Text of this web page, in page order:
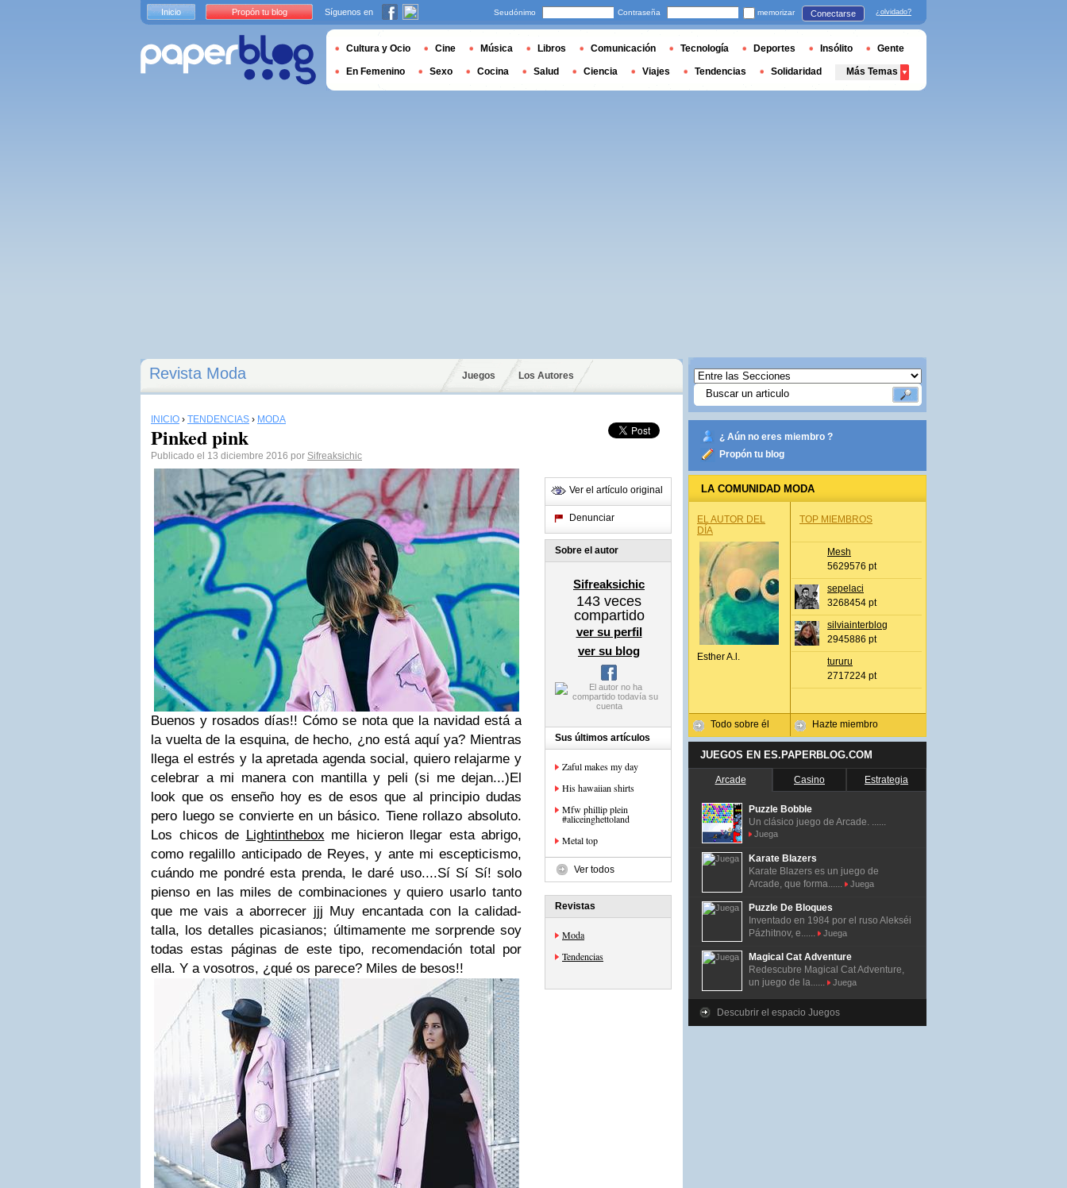
Revista Moda Juegos Los Autores
INICIO › TENDENCIAS › MODA
Pinked pink
Publicado el 13 diciembre 2016 por Sifreaksichic
Buenos y rosados días!! Cómo se nota que la navidad está a
la vuelta de la esquina, de hecho, ¿no está aquí ya? Mientras
llega el estrés y la apretada agenda social, quiero relajarme y
celebrar a mi manera con mantilla y peli (si me dejan...)El
look que os enseño hoy es de esos que al principio dudas
pero luego se convierte en un básico. Tiene rollazo absoluto.
Los chicos de Lightinthebox me hicieron llegar esta abrigo,
como regalillo anticipado de Reyes, y ante mi escepticismo,
cuándo me pondré esta prenda, le daré uso....Sí Sí Sí! solo
pienso en las miles de combinaciones y quiero usarlo tanto
que me vais a aborrecer jjj Muy encantada con la calidad-
talla, los detalles picasianos; últimamente me sorprende soy
todas estas páginas de este tipo, recomendación total por
ella. Y a vosotros, ¿qué os parece? Miles de besos!!
Ver el artículo original
Denunciar
Sobre el autor
Sifreaksichic
143 veces
compartido
ver su perfil
ver su blog
Sus últimos artículos
Zaful makes my day
His hawaiian shirts
Mfw phillip plein
#aliceinghettoland
Metal top
Ver todos
Revistas
Moda
Tendencias
¿ Aún no eres miembro ?
Propón tu blog
LA COMUNIDAD MODA
EL AUTOR DEL
DÍA
Esther A.l.
Todo sobre él
TOP MIEMBROS
Mesh
5629576 pt
sepelaci
3268454 pt
silviainterblog
2945886 pt
tururu
2717224 pt
Hazte miembro
JUEGOS EN ES.PAPERBLOG.COM
Arcade Casino Estrategia
Puzzle Bobble
Un clásico juego de Arcade. ......
Juega
Karate Blazers
Karate Blazers es un juego de
Arcade, que forma......
Juega
Puzzle De Bloques
Inventado en 1984 por el ruso Alekséi
Pázhitnov, e......
Juega
Magical Cat Adventure
Redescubre Magical Cat Adventure,
un juego de la......
Juega
Descubrir el espacio Juegos
Inicio Propón tu blog Síguenos en Seudónimo Contraseña memorizar Conectarse ¿olvidado?
Cultura y Ocio Cine Música Libros Comunicación Tecnología Deportes Insólito Gente
En Femenino Sexo Cocina Salud Ciencia Viajes Tendencias Solidaridad Más Temas